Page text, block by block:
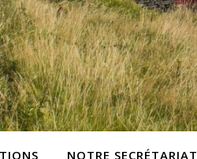
NOTRE SECRÉTARIAT